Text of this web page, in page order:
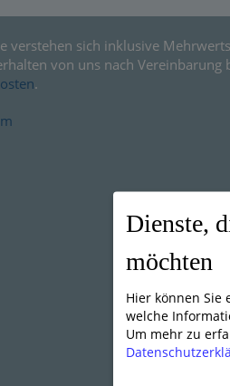
verstehen sich inklusive
von uns nach
.
Dienste,
möchten
Hier können Sie
welche
Um mehr zu